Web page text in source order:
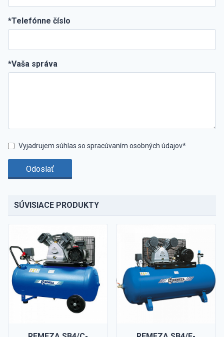
*Telefónne číslo
*Vaša správa
Vyjadrujem súhlas so spracúvaním osobných údajov*
Odoslať
SÚVISIACE PRODUKTY